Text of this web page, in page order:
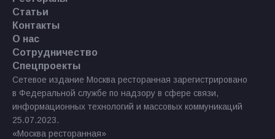
Статьи
Контакты
О нас
Сотрудничество
Спецпроекты
Сетевое издание Москва ресторанная зарегистрировано
в Федеральной службе по надзору в сфере связи,
информационных технологий и массовых коммуникаций
25.07.2023.
«Москва ресторанная»